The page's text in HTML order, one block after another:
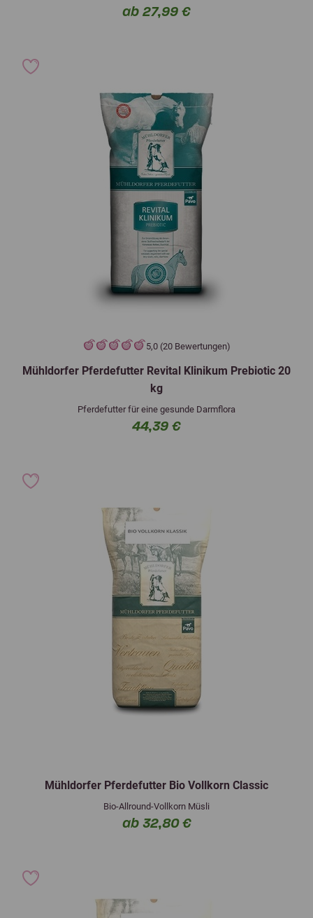
ab 27,99 €
5,0 (20 Bewertungen)
Mühldorfer Pferdefutter Revital Klinikum Prebiotic 20
kg
Pferdefutter für eine gesunde Darmflora
44,39 €
Mühldorfer Pferdefutter Bio Vollkorn Classic
Bio-Allround-Vollkorn Müsli
ab 32,80 €